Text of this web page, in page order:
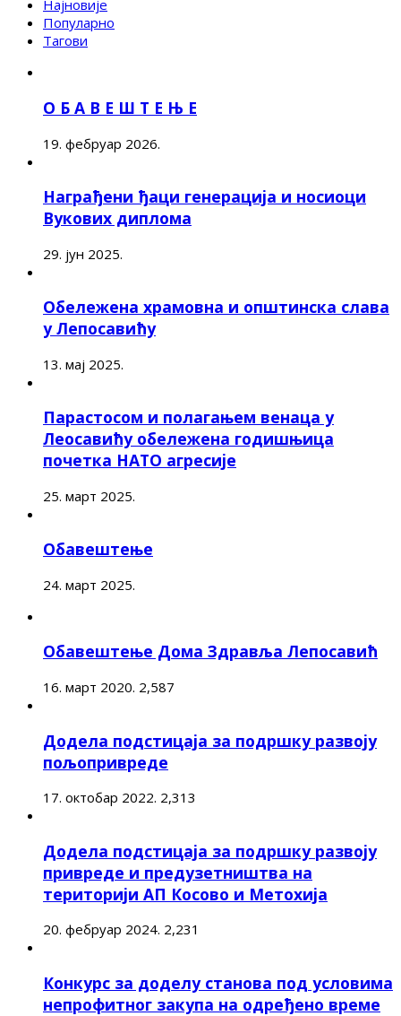
Најновије
Популарно
Тагови
О Б А В Е Ш Т Е Њ Е
19. фебруар 2026.
Награђени ђаци генерација и носиоци
Вукових диплома
29. јун 2025.
Обележена храмовна и општинска слава
у Лепосавићу
13. мај 2025.
Парастосом и полагањем венаца у
Леосавићу обележена годишњица
почетка НАТО агресије
25. март 2025.
Обавештење
24. март 2025.
Обавештење Дома Здравља Лепосавић
16. март 2020. 2,587
Додела подстицаја за подршку развоју
пољопривреде
17. октобар 2022. 2,313
Додела подстицаја за подршку развоју
привреде и предузетништва на
територији АП Косово и Метохија
20. фебруар 2024. 2,231
Конкурс за доделу станова под условима
непрофитног закупа на одређено време